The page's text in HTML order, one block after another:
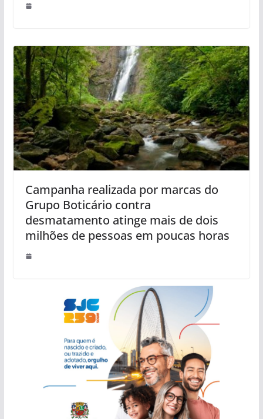
Campanha realizada por marcas do
Grupo Boticário contra
desmatamento atinge mais de dois
milhões de pessoas em poucas horas